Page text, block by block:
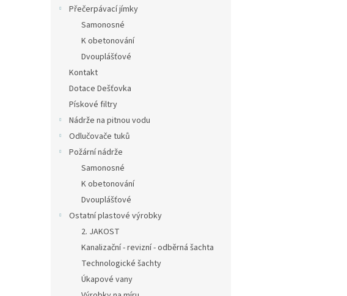
Přečerpávací jímky
Samonosné
K obetonování
Dvouplášťové
Kontakt
Dotace Dešťovka
Pískové filtry
Nádrže na pitnou vodu
Odlučovače tuků
Požární nádrže
Samonosné
K obetonování
Dvouplášťové
Ostatní plastové výrobky
2. JAKOST
Kanalizační - revizní - odběrná šachta
Technologické šachty
Úkapové vany